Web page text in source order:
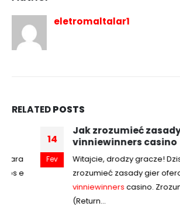
eletromaltalar1
RELATEDPOSTS
Fev
Jak zrozumieć zasady gier
vinniewinners casino
Witajcie, drodzy gracze! Dzisiaj
zrozumieć zasady gier
vinniewinnerscasino. Zrozumienie
(Return...